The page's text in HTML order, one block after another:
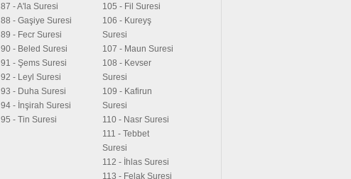
87 - A'la Suresi
88 - Gaşiye Suresi
89 - Fecr Suresi
90 - Beled Suresi
91 - Şems Suresi
92 - Leyl Suresi
93 - Duha Suresi
94 - İnşirah Suresi
95 - Tin Suresi
105 - Fil Suresi
106 - Kureyş
Suresi
107 - Maun Suresi
108 - Kevser
Suresi
109 - Kafirun
Suresi
110 - Nasr Suresi
111 - Tebbet
Suresi
112 - İhlas Suresi
113 - Felak Suresi